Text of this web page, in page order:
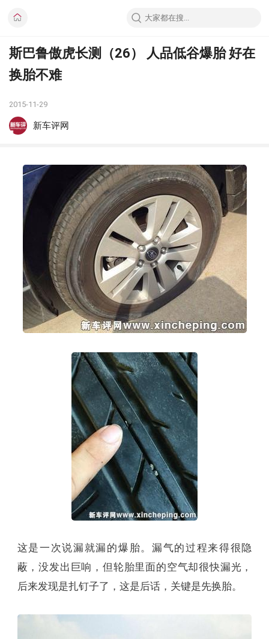
斯巴鲁傲虎长测（26） 人品低谷爆胎 好在
换胎不难
2015-11-29
新车评网
这是一次说漏就漏的爆胎。漏气的过程来得很隐
蔽，没发出巨响，但轮胎里面的空气却很快漏光，
后来发现是扎钉子了，这是后话，关键是先换胎。